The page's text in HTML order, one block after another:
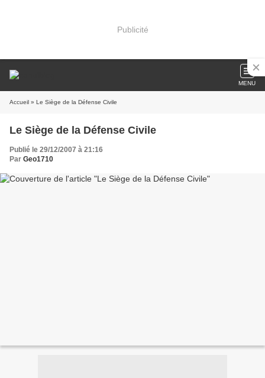
Publicité
MENU
Accueil » Le Siège de la Défense Civile
Le Siège de la Défense Civile
Publié le 29/12/2007 à 21:16
Par Geo1710